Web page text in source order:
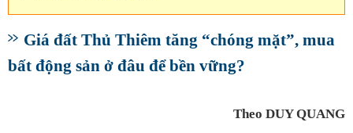
Giá đất Thủ Thiêm tăng “chóng mặt”, mua
bất động sản ở đâu để bền vững?
Theo DUY QUANG